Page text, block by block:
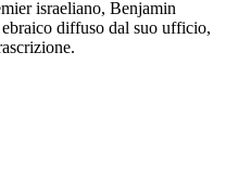
israeliano, Benjamin
diffuso dal suo ufficio,